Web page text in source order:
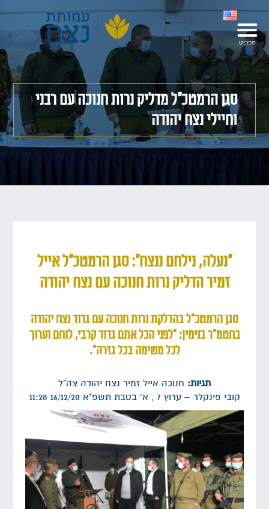
סגן הרמטכ"ל מדליק נרות חנוכה עם רבני
וחיילי נצח יהודה
"נעלה, נילחם ננצח": סגן הרמטכ"ל אייל
זמיר הדליק נרות חנוכה עם נצח יהודה
סגן הרמטכ״ל בהדלקת נרות חנוכה עם גדוד נצח יהודה
בחטמ״ר בנימין: "לפני הכל אתם גדוד קרבי, לוחם וערוך
לכל משימה בכל גזרה".
תגיות: חנוכה אייל זמיר נצח יהודה צה"ל
קובי פינקלר – ערוץ 7 , א' בטבת תשפ"א 16/12/20 11:28